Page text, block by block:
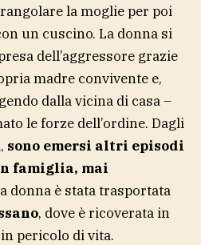
la moglie per poi
un cuscino. La donna si
dell’aggressore grazie
madre convivente e,
dalla vicina di casa –
le forze dell’ordine. Dagli
sono emersi altri episodi
famiglia, mai
donna è stata trasportata
, dove è ricoverata in
pericolo di vita.